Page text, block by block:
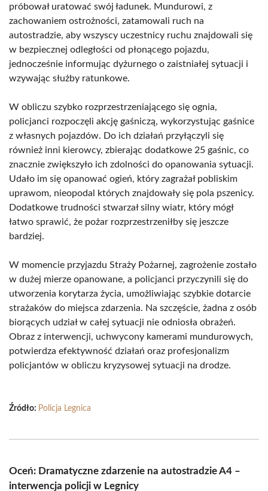
próbował uratować swój ładunek. Mundurowi, z
zachowaniem ostrożności, zatamowali ruch na
autostradzie, aby wszyscy uczestnicy ruchu znajdowali się
w bezpiecznej odległości od płonącego pojazdu,
jednocześnie informując dyżurnego o zaistniałej sytuacji i
wzywając służby ratunkowe.
W obliczu szybko rozprzestrzeniającego się ognia,
policjanci rozpoczęli akcję gaśniczą, wykorzystując gaśnice
z własnych pojazdów. Do ich działań przyłączyli się
również inni kierowcy, zbierając dodatkowe 25 gaśnic, co
znacznie zwiększyło ich zdolności do opanowania sytuacji.
Udało im się opanować ogień, który zagrażał pobliskim
uprawom, nieopodal których znajdowały się pola pszenicy.
Dodatkowe trudności stwarzał silny wiatr, który mógł
łatwo sprawić, że pożar rozprzestrzeniłby się jeszcze
bardziej.
W momencie przyjazdu Straży Pożarnej, zagrożenie zostało
w dużej mierze opanowane, a policjanci przyczynili się do
utworzenia korytarza życia, umożliwiając szybkie dotarcie
strażaków do miejsca zdarzenia. Na szczęście, żadna z osób
biorących udział w całej sytuacji nie odniosła obrażeń.
Obraz z interwencji, uchwycony kamerami mundurowych,
potwierdza efektywność działań oraz profesjonalizm
policjantów w obliczu kryzysowej sytuacji na drodze.
Źródło: Policja Legnica
Oceń: Dramatyczne zdarzenie na autostradzie A4 –
interwencja policji w Legnicy